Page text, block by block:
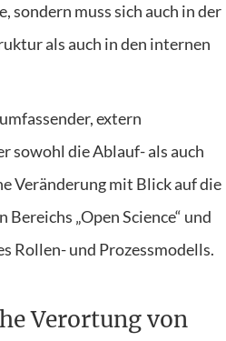
sondern muss sich auch in der
als auch in den internen
extern
sowohl die Ablauf- als auch
Veränderung mit Blick auf die
„Open Science“ und
Rollen- und Prozessmodells.
Verortung von